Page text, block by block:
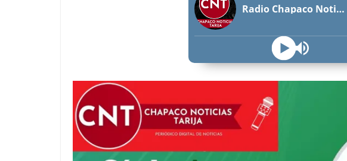
Radio Chapaco Noticias Las 24 horas en vivo